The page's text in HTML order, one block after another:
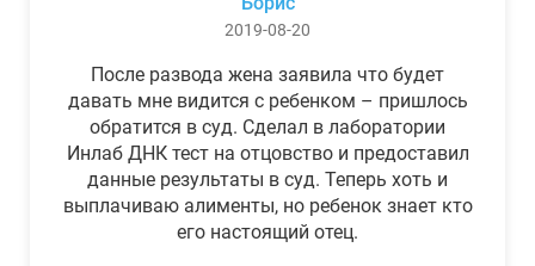
2019-08-20
После развода жена заявила что будет
давать мне видится с ребенком – пришлось
обратится в суд. Сделал в лаборатории
Инлаб ДНК тест на отцовство и предоставил
данные результаты в суд. Теперь хоть и
выплачиваю алименты, но ребенок знает кто
его настоящий отец.